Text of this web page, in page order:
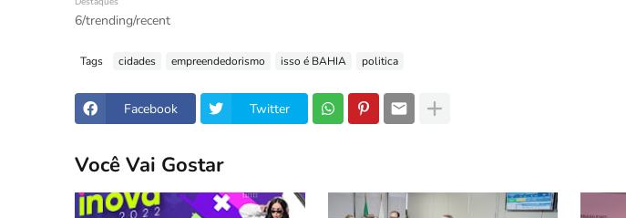
6/trending/recent
Tags cidades empreendedorismo isso é BAHIA politica
Facebook Twitter
Você Vai Gostar